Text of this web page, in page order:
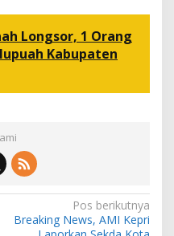
Longsor, 1 Orang
Kabupaten
Pos berikutnya
Breaking News, AMI Kepri